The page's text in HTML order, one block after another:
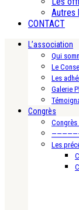
Autres
CONTACT
L’association
Qui
Le
Les
Galerie
Congrès
Congrès
Les